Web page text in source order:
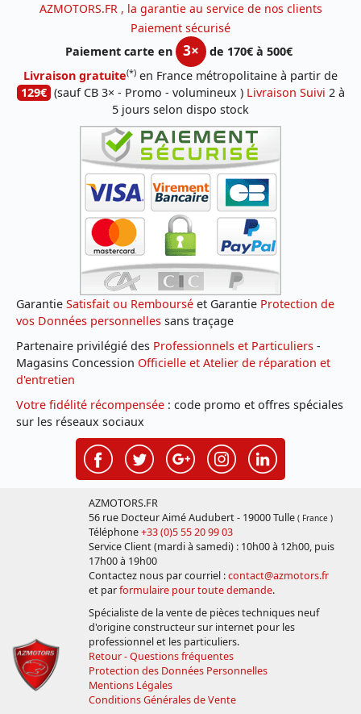
AZMOTORS.FR , la garantie au service de nos clients
Paiement sécurisé
Paiement carte en
3×
de 170€ à 500€
Livraison gratuite(*) en France métropolitaine à partir de
129€ (sauf CB 3× - Promo - volumineux ) Livraison Suivi 2 à
5 jours selon dispo stock
Garantie Satisfait ou Remboursé et Garantie Protection de
vos Données personnelles sans traçage
Partenaire privilégié des Professionnels et Particuliers -
Magasins Concession Officielle et Atelier de réparation et
d'entretien
Votre fidélité récompensée : code promo et offres spéciales
sur les réseaux sociaux
AZMOTORS.FR
56 rue Docteur Aimé Audubert - 19000 Tulle ( France )
Téléphone+33 (0)5 55 20 99 03
Service Client (mardi à samedi) : 10h00 à 12h00, puis
17h00 à 19h00
Contactez nous par courriel :contact@azmotors.fr
et parformulaire pour toute demande.
Spécialiste de la vente de pièces techniques neuf
d'origine constructeur sur internet pour les
professionnel et les particuliers.
Retour - Questions fréquentes
Protection des Données Personnelles
Mentions Légales
Conditions Générales de Vente